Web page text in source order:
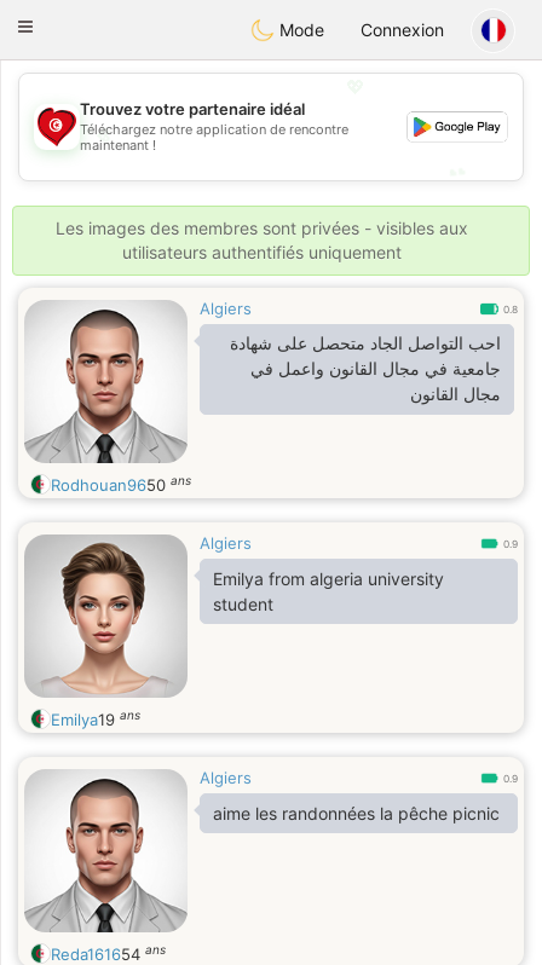
Tunisia Dating
Toggle
Mode Connexion
💖
💕
Trouvez votre partenaire idéal
Téléchargez notre application de rencontre
maintenant !
Les images des membres sont privées - visibles aux
utilisateurs authentifiés uniquement
Algiers 0.8
احب التواصل الجاد متحصل على شهادة
جامعية في مجال القانون واعمل في
مجال القانون
Rodhouan9650 ans
Algiers 0.9
Emilya from algeria university
student
Emilya19 ans
Algiers 0.9
aime les randonnées la pêche picnic
Reda161654 ans